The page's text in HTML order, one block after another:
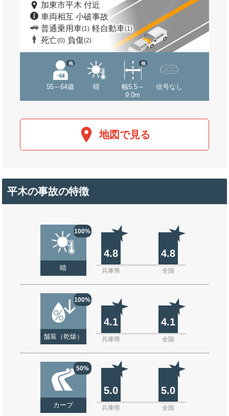
加東市平木 付近
車両相互 小破事故
普通乗用車(1) 軽自動車(1)
死亡(0) 負傷(2)
55～64歳
他
晴
幅5.5～
9.0m
他
信号なし
地図で見る
平木の事故の特徴
100%
晴
4.8 4.8
兵庫県 全国
100%
舗装（乾燥）
4.1 4.1
兵庫県 全国
50%
カーブ
5.0 5.0
兵庫県 全国